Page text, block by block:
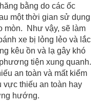
bằng do các ốc
một thời gian sử dụng
mòn. Như vậy, sẽ làm
xe bị lỏng lẻo và lắc
kêu ồn và lạ gây khó
tiện xung quanh.
an toàn và mất kiểm
vực thiếu an toàn hay
hướng.